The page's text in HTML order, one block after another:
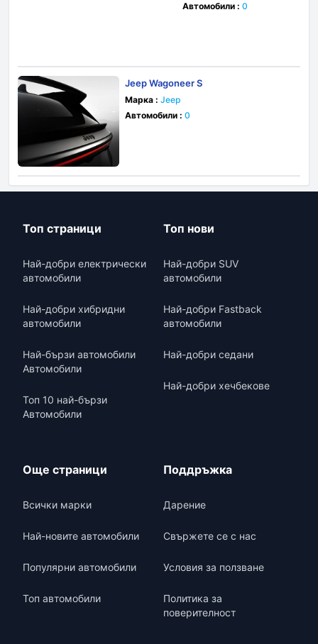
Автомобили : 0
Jeep Wagoneer S
Марка : Jeep
Автомобили : 0
Топ страници
Най-добри електрически
автомобили
Най-добри хибридни
автомобили
Най-бързи автомобили
Автомобили
Топ 10 най-бързи
Автомобили
Топ нови
Най-добри SUV
автомобили
Най-добри Fastback
автомобили
Най-добри седани
Най-добри хечбекове
Още страници
Всички марки
Най-новите автомобили
Популярни автомобили
Топ автомобили
Поддръжка
Дарение
Свържете се с нас
Условия за ползване
Политика за
поверителност